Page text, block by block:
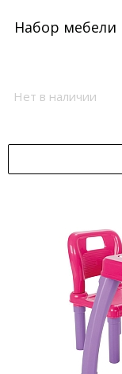
Набор мебели
Нет в наличии